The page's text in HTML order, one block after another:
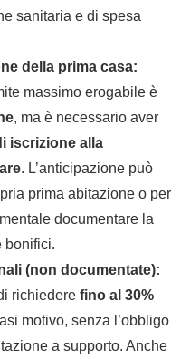
sanitaria e di spesa
della prima casa:
massimo erogabile è
, ma è necessario aver
iscrizione alla
. L’anticipazione può
prima abitazione o per
documentare la
bonifici.
(non documentate):
richiedere fino al 30%
motivo, senza l’obbligo
a supporto. Anche